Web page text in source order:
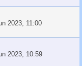
2023, 11:00
2023, 10:59